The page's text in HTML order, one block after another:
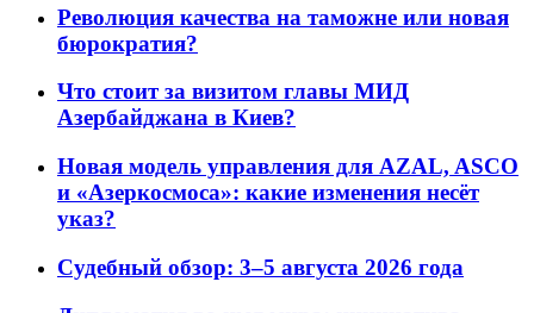
Революция качества на таможне или новая
бюрократия?
Что стоит за визитом главы МИД
Азербайджана в Киев?
Новая модель управления для AZAL, ASCO
и «Азеркосмоса»: какие изменения несёт
указ?
Судебный обзор: 3–5 августа 2026 года